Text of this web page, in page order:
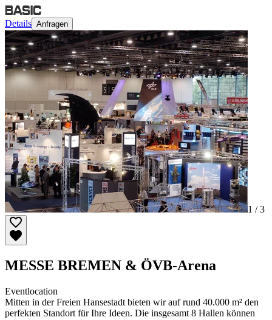
Details Anfragen
1 /3
MESSE BREMEN & ÖVB-Arena
Eventlocation
Mitten in der Freien Hansestadt bieten wir auf rund 40.000 m² den
perfekten Standort für Ihre Ideen. Die insgesamt 8 Hallen können